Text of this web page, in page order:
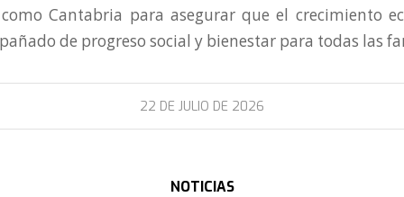
Cantabria para asegurar que el crecimiento
de progreso social y bienestar para todas las
22 DE JULIO DE 2026
NOTICIAS